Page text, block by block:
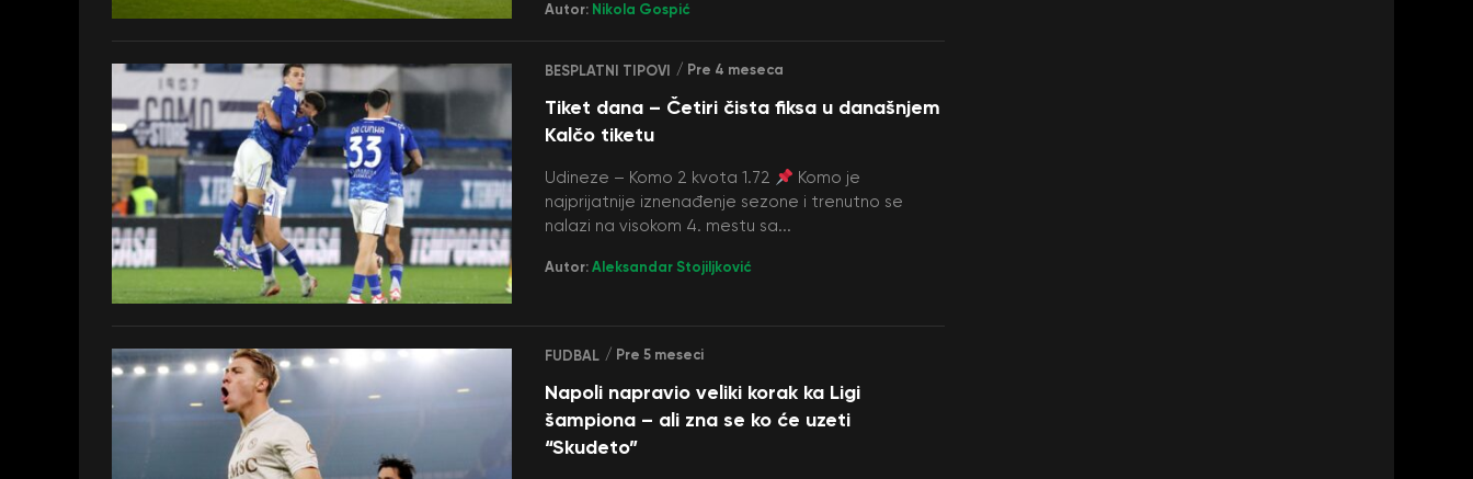
Autor: Nikola Gospić
BESPLATNI TIPOVI / Pre 4 meseca
Tiket dana – Četiri čista fiksa u današnjem
Kalčo tiketu
Udineze – Komo 2 kvota 1.72
Komo je
najprijatnije iznenađenje sezone i trenutno se
nalazi na visokom 4. mestu sa...
Autor:Aleksandar Stojiljković
FUDBAL / Pre 5 meseci
Napoli napravio veliki korak ka Ligi
šampiona – ali zna se ko će uzeti
“Skudeto”